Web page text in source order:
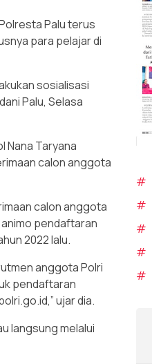
Palu terus
para pelajar di
sosialisasi
Palu, Selasa
Nana Taryana
calon anggota
calon anggota
pendaftaran
2022 lalu.
anggota Polri
pendaftaran
ujar dia.
langsung melalui
#
#
#
#
#